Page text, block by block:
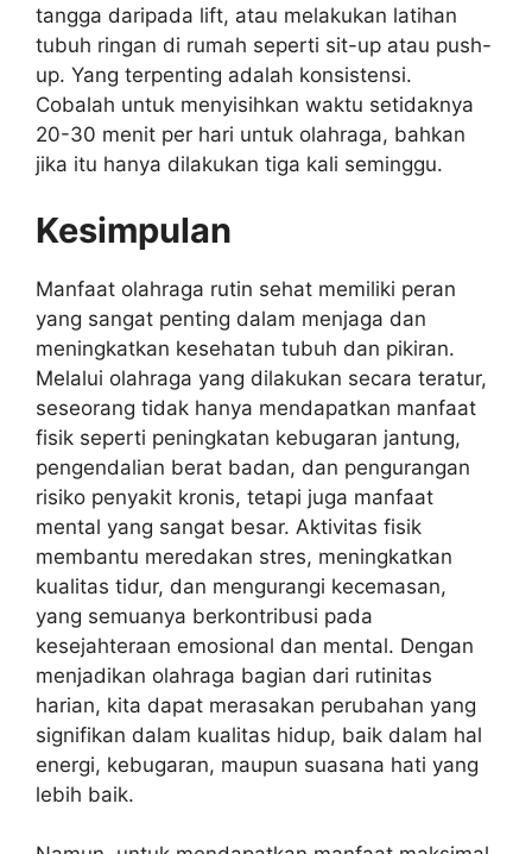
tangga daripada lift, atau melakukan latihan
tubuh ringan di rumah seperti sit-up atau push-
up. Yang terpenting adalah konsistensi.
Cobalah untuk menyisihkan waktu setidaknya
20-30 menit per hari untuk olahraga, bahkan
jika itu hanya dilakukan tiga kali seminggu.
Kesimpulan
Manfaat olahraga rutin sehat memiliki peran
yang sangat penting dalam menjaga dan
meningkatkan kesehatan tubuh dan pikiran.
Melalui olahraga yang dilakukan secara teratur,
seseorang tidak hanya mendapatkan manfaat
fisik seperti peningkatan kebugaran jantung,
pengendalian berat badan, dan pengurangan
risiko penyakit kronis, tetapi juga manfaat
mental yang sangat besar. Aktivitas fisik
membantu meredakan stres, meningkatkan
kualitas tidur, dan mengurangi kecemasan,
yang semuanya berkontribusi pada
kesejahteraan emosional dan mental. Dengan
menjadikan olahraga bagian dari rutinitas
harian, kita dapat merasakan perubahan yang
signifikan dalam kualitas hidup, baik dalam hal
energi, kebugaran, maupun suasana hati yang
lebih baik.